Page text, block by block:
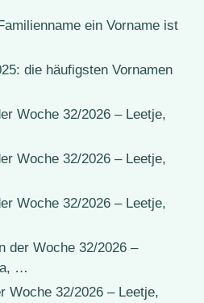
ein Vorname ist
die häufigsten Vornamen
Woche 32/2026 – Leetje,
Woche 32/2026 – Leetje,
Woche 32/2026 – Leetje,
der Woche 32/2026 –
…
Woche 32/2026 – Leetje,